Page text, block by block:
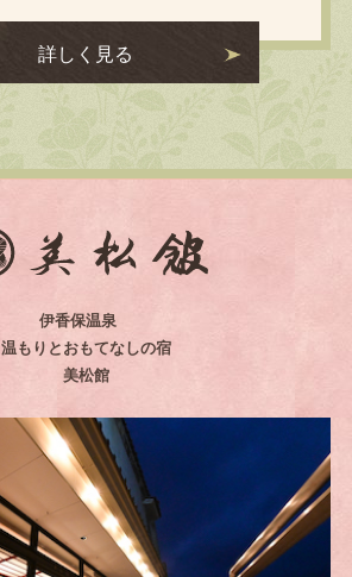
詳しく見る
伊香保温泉
温もりとおもてなしの宿
美松館